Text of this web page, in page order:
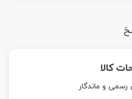
کالا
رسمی و ماندگار